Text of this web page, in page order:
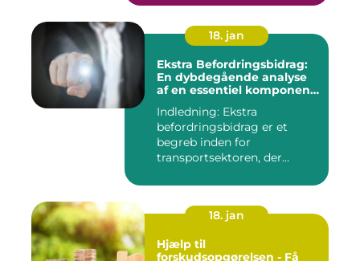
18. jan
Ekstra Befordringsbidrag:
En dybdegående analyse
af en essentiel komponent
Indledning: Ekstra
befordringsbidrag er et
begreb inden for
transportsektoren, der
18. jan
Hjælp til
forskudsopgørelsen - Få